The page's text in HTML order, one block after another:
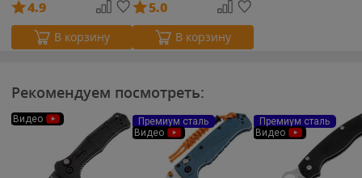
4.9
В корзину
5.0
В корзину
Рекомендуем посмотреть:
Видео
Премиум сталь
Видео
Премиум сталь
Видео